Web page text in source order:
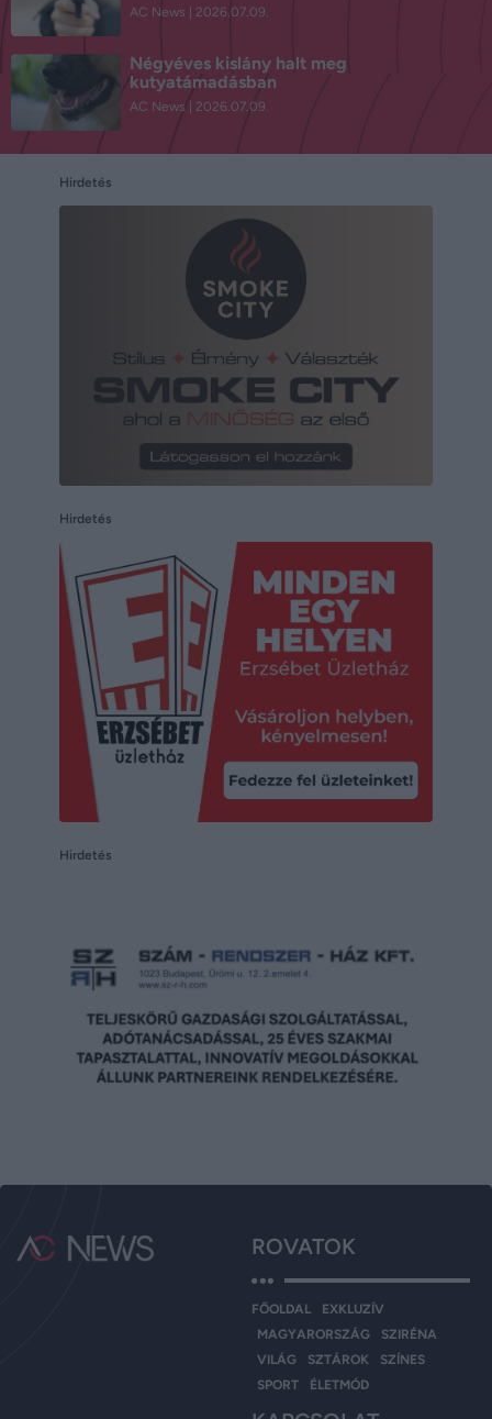
AC News 2026.07.09.
Négyéves kislány halt meg
kutyatámadásban
AC News 2026.07.09.
Hirdetés
Hirdetés
Hirdetés
ROVATOK
FŐOLDAL
EXKLUZÍV
MAGYARORSZÁG
SZIRÉNA
VILÁG
SZTÁROK
SZÍNES
SPORT
ÉLETMÓD